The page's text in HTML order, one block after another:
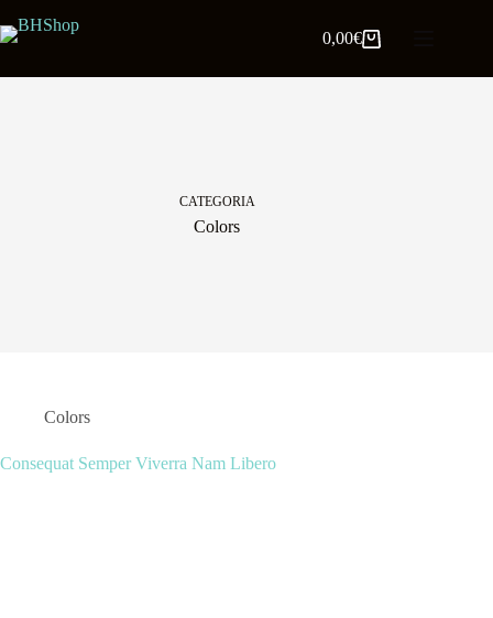
0,00€
CATEGORIA
Colors
Colors
Consequat Semper Viverra Nam Libero